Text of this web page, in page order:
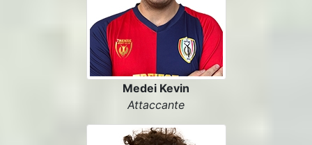
Medei Kevin
Attaccante